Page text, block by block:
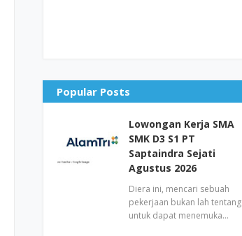
Popular Posts
Lowongan Kerja SMA
SMK D3 S1 PT
Saptaindra Sejati
Agustus 2026
Diera ini, mencari sebuah
pekerjaan bukan lah tentang
untuk dapat menemuka…